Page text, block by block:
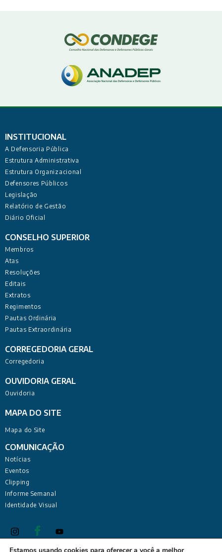
INSTITUCIONAL
A Defensoria Pública
Estrutura Administrativa
Estrutura Organizacional
Defensores Públicos
Legislação
Relatório de Gestão
Diário Oficial
CONSELHO SUPERIOR
Membros
Atas
Resoluções
Editais
Extratos
Regimentos
Pautas Ordinária
Pautas Extraordinária
CORREGEDORIA GERAL
Corregedoria
OUVIDORIA GERAL
Ouvidoria
MAPA DO SITE
Mapa do Site
COMUNICAÇÃO
Notícias
Eventos
Clipping
Informe Semanal
Identidade Visual